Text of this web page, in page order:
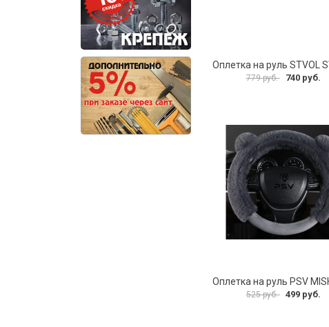
Оплетка на руль STVOL
779 руб. 740 руб.
525 руб. 499 руб.